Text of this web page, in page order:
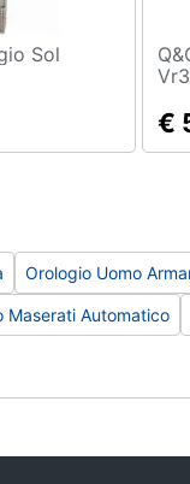
Sol
Q&Q -
€
Orologio Uomo
Maserati Automatico